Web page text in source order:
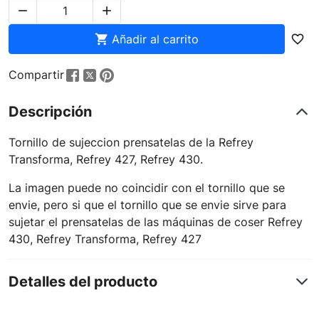


 Añadir al carrito favorite_border
Compartir
Descripción
Tornillo de sujeccion prensatelas de la Refrey
Transforma, Refrey 427, Refrey 430.
La imagen puede no coincidir con el tornillo que se
envie, pero si que el tornillo que se envie sirve para
sujetar el prensatelas de las máquinas de coser Refrey
430, Refrey Transforma, Refrey 427
Detalles del producto